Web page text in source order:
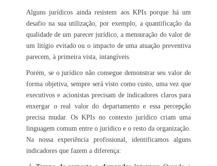
Alguns jurídicos ainda resistem aos KPIs porque há um
desafio na sua utilização, por exemplo, a quantificação da
qualidade de um parecer jurídico, a mensuração do valor de
um litígio evitado ou o impacto de uma atuação preventiva
parecem, à primeira vista, intangíveis.
Porém, se o jurídico não consegue demonstrar seu valor de
forma objetiva, sempre será visto como custo, uma vez que
executivos e acionistas precisam de indicadores claros para
enxergar o real valor do departamento e essa percepção
precisa mudar. Os KPIs no contexto jurídico criam uma
linguagem comum entre o jurídico e o resto da organização.
Na nossa experiência profissional, identificamos alguns
indicadores que fazem a diferença: